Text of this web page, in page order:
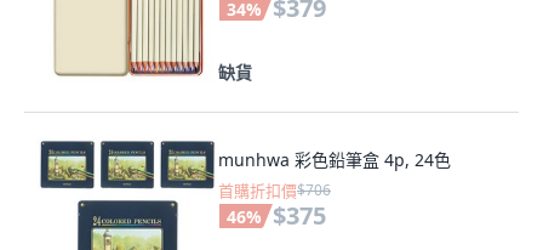
34% $379
缺貨
munhwa 彩色鉛筆盒 4p, 24色
首購折扣價$706
46% $375